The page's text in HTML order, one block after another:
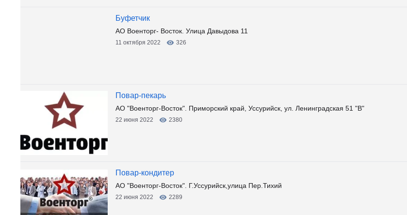
Буфетчик
АО Военторг- Восток. Улица Давыдова 11
11 октября 2022 326
Повар-пекарь
АО "Военторг-Восток". Приморский край, Уссурийск, ул. Ленинградская 51 "В"
22 июня 2022 2380
Повар-кондитер
АО "Военторг-Восток". Г.Уссурийск,улица Пер.Тихий
22 июня 2022 2289